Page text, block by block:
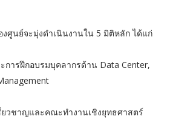
ศูนย์จะมุ่งดำเนินงานใน 5 มิติหลัก ได้แก่
ารฝึกอบรมบุคลากรด้าน Data Center,
ยวชาญและคณะทำงานเชิงยุทธศาสตร์